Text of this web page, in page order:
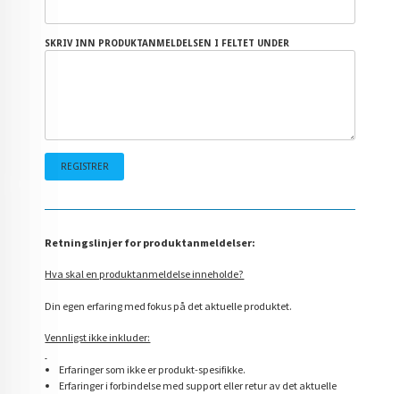
SKRIV INN PRODUKTANMELDELSEN I FELTET UNDER
Retningslinjer for produktanmeldelser:
Hva skal en produktanmeldelse inneholde?
Din egen erfaring med fokus på det aktuelle produktet.
Vennligst ikke inkluder:
Erfaringer som ikke er produkt-spesifikke.
Erfaringer i forbindelse med support eller retur av det aktuelle